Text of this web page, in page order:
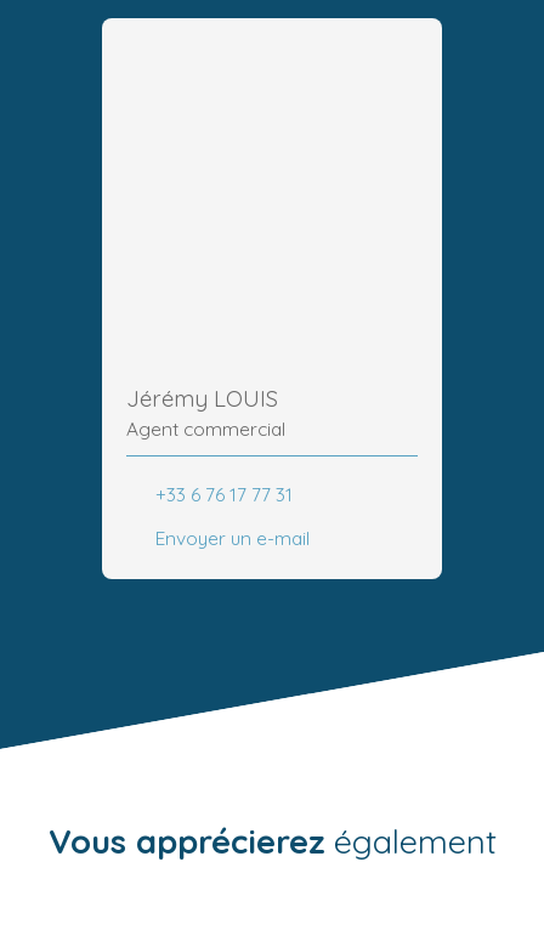
Jérémy LOUIS
Agent commercial
+33 6 76 17 77 31
Envoyer un e-mail
Vous apprécierez également